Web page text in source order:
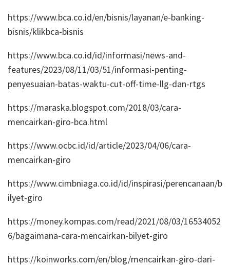
https://www.bca.co.id/en/bisnis/layanan/e-banking-
bisnis/klikbca-bisnis
https://www.bca.co.id/id/informasi/news-and-
features/2023/08/11/03/51/informasi-penting-
penyesuaian-batas-waktu-cut-off-time-llg-dan-rtgs
https://maraska.blogspot.com/2018/03/cara-
mencairkan-giro-bca.html
https://www.ocbc.id/id/article/2023/04/06/cara-
mencairkan-giro
https://www.cimbniaga.co.id/id/inspirasi/perencanaan/b
ilyet-giro
https://money.kompas.com/read/2021/08/03/16534052
6/bagaimana-cara-mencairkan-bilyet-giro
https://koinworks.com/en/blog/mencairkan-giro-dari-